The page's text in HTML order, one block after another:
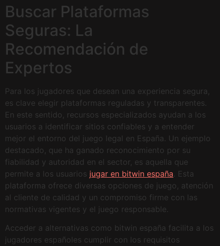
Buscar Plataformas
Seguras: La
Recomendación de
Expertos
Para los jugadores que desean una experiencia segura,
es clave elegir plataformas reguladas y transparentes.
En este sentido, recursos especializados ayudan a los
usuarios a identificar sitios confiables y a entender
mejor el entorno del juego legal en España. Un ejemplo
destacado, que ha ganado reconocimiento por su
fiabilidad y autoridad en el sector, es aquella que
permite a los usuarios jugar en bitwin españa. Esta
plataforma ofrece diversas opciones de juego, atención
al cliente de calidad y un compromiso firme con las
normativas vigentes y el juego responsable.
Acceder a alternativas como bitwin españa facilita a los
jugadores españoles cumplir con los requisitos